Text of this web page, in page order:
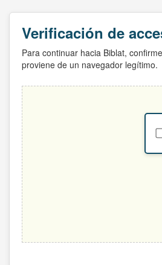
Verificación de
Para continuar hacia Biblat,
proviene de un navegador legítimo.